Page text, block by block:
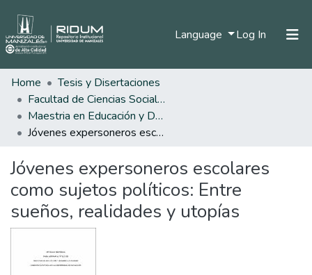
Language Log In (current)
Statistics
Home
Tesis y Disertaciones
Facultad de Ciencias Sociales y Humanas
Maestria en Educación y Desarrollo Humano
Jóvenes expersoneros escolares como sujetos políticos: Entre sueños, realidades y utopías
Jóvenes expersoneros escolares
como sujetos políticos: Entre
sueños, realidades y utopías